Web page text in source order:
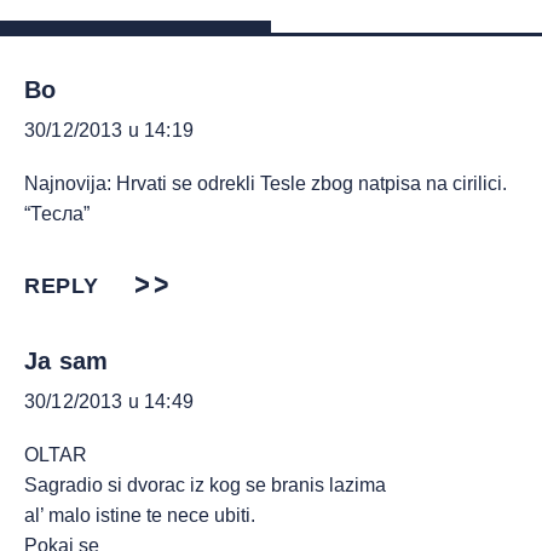
Bo
30/12/2013 u 14:19
Najnovija: Hrvati se odrekli Tesle zbog natpisa na cirilici.
“Тесла”
REPLY
Ja sam
30/12/2013 u 14:49
OLTAR
Sagradio si dvorac iz kog se branis lazima
al’ malo istine te nece ubiti.
Pokaj se